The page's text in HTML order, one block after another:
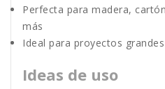
Perfecta para madera,
más
Ideal para proyectos
Ideas de uso